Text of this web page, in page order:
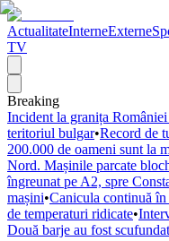
ActualitateInterneExterne
TV
Breaking
Incident la granița
teritoriul bulgar•Record de
200.000 de oameni sunt la
Nord. Mașinile parcate
îngreunat pe A2, spre
mașini•Canicula continuă
de temperaturi ridicate•
Două barje au fost